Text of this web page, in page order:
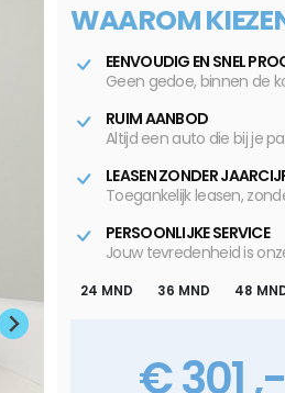
WAAROM
EENVOUDIG EN SNEL
Geen gedoe, binnen de
RUIM AANBOD
Altijd een auto die bij je
LEASEN ZONDER
Toegankelijk leasen,
PERSOONLIJKE SERVICE
Jouw tevredenheid is
24 MND 36 MND 48
€ 301 ,-